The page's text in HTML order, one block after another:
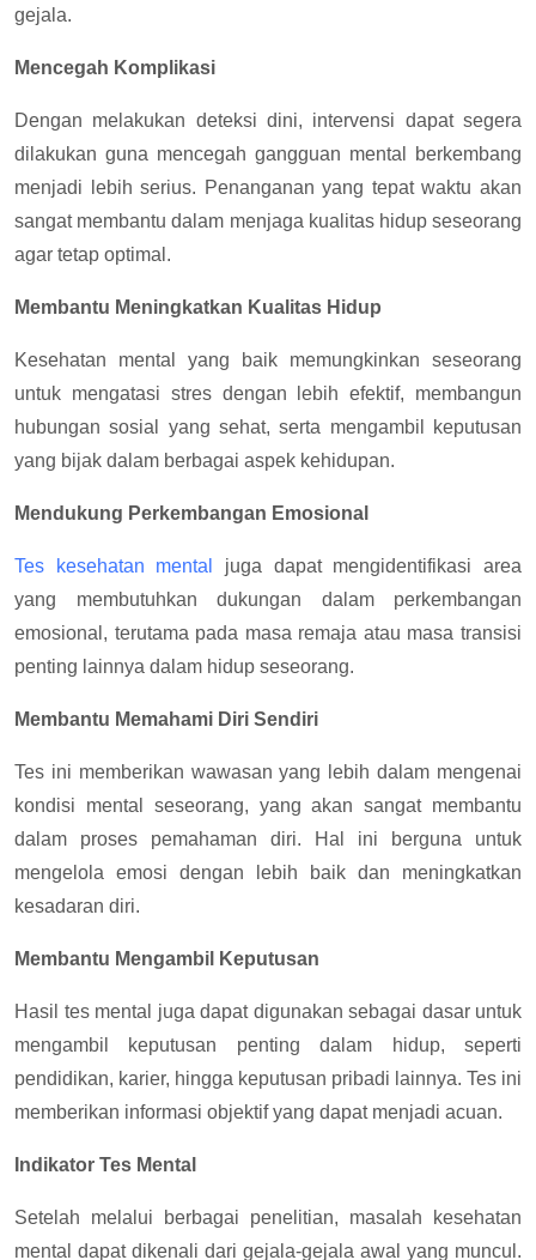
gejala.
Mencegah Komplikasi
Dengan melakukan deteksi dini, intervensi dapat segera
dilakukan guna mencegah gangguan mental berkembang
menjadi lebih serius. Penanganan yang tepat waktu akan
sangat membantu dalam menjaga kualitas hidup seseorang
agar tetap optimal.
Membantu Meningkatkan Kualitas Hidup
Kesehatan mental yang baik memungkinkan seseorang
untuk mengatasi stres dengan lebih efektif, membangun
hubungan sosial yang sehat, serta mengambil keputusan
yang bijak dalam berbagai aspek kehidupan.
Mendukung Perkembangan Emosional
Tes kesehatan mental
juga dapat mengidentifikasi area
yang membutuhkan dukungan dalam perkembangan
emosional, terutama pada masa remaja atau masa transisi
penting lainnya dalam hidup seseorang.
Membantu Memahami Diri Sendiri
Tes ini memberikan wawasan yang lebih dalam mengenai
kondisi mental seseorang, yang akan sangat membantu
dalam proses pemahaman diri. Hal ini berguna untuk
mengelola emosi dengan lebih baik dan meningkatkan
kesadaran diri.
Membantu Mengambil Keputusan
Hasil tes mental juga dapat digunakan sebagai dasar untuk
mengambil keputusan penting dalam hidup, seperti
pendidikan, karier, hingga keputusan pribadi lainnya. Tes ini
memberikan informasi objektif yang dapat menjadi acuan.
Indikator Tes Mental
Setelah melalui berbagai penelitian, masalah kesehatan
mental dapat dikenali dari gejala-gejala awal yang muncul.